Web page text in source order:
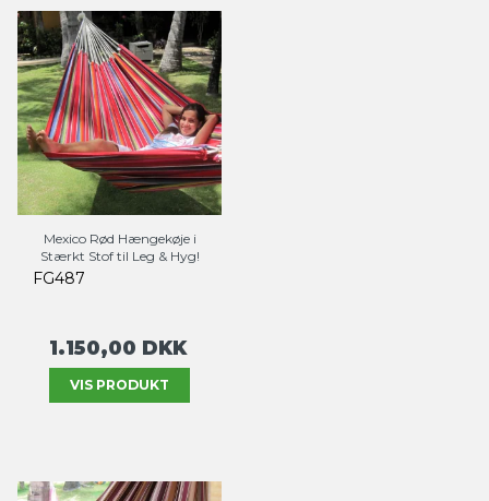
Mexico Rød Hængekøje i
Stærkt Stof til Leg & Hyg!
FG487
1.150,00 DKK
VIS PRODUKT